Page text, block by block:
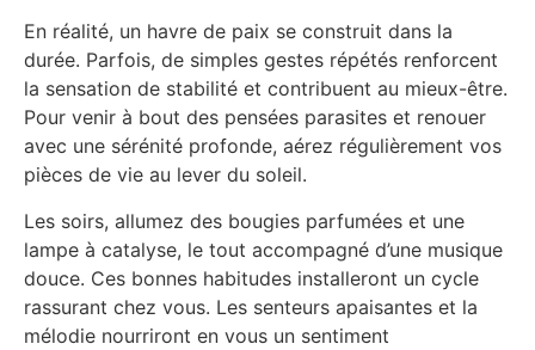
En réalité, un havre de paix se construit dans la
durée. Parfois, de simples gestes répétés renforcent
la sensation de stabilité et contribuent au mieux-être.
Pour venir à bout des pensées parasites et renouer
avec une sérénité profonde, aérez régulièrement vos
pièces de vie au lever du soleil.
Les soirs, allumez des bougies parfumées et une
lampe à catalyse, le tout accompagné d’une musique
douce. Ces bonnes habitudes installeront un cycle
rassurant chez vous. Les senteurs apaisantes et la
mélodie nourriront en vous un sentiment